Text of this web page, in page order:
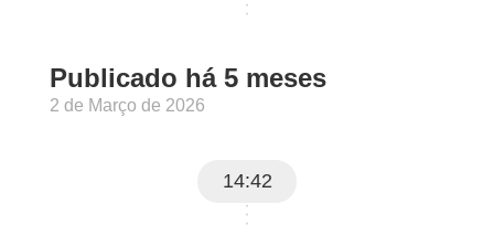
Publicado há 5 meses
2 de Março de 2026
14:42